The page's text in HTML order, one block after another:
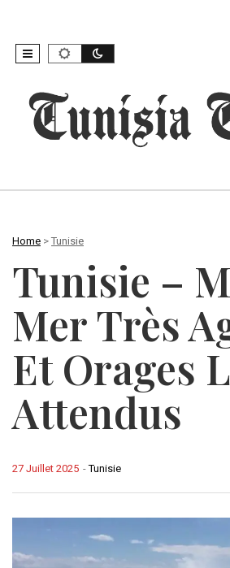
Home > Tunisie
Tunisie –
Mer Très
Et Orages
Attendus
-Tunisie
27 Juillet 2025